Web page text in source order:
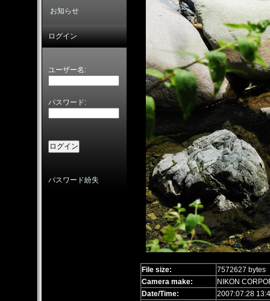
File size:
7572627 bytes
Camera make:
NIKON
Date/Time:
2007:07:28
お知らせ
ログイン
ユーザー名:
パスワード:
パスワード紛失